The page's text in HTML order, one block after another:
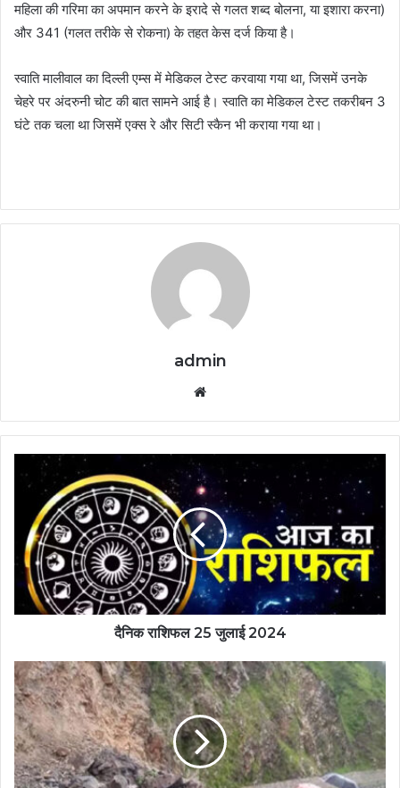
महिला की गरिमा का अपमान करने के इरादे से गलत शब्द बोलना, या इशारा करना)
और 341 (गलत तरीके से रोकना) के तहत केस दर्ज किया है।
स्वाति मालीवाल का दिल्ली एम्स में मेडिकल टेस्‍ट करवाया गया था, जिसमें उनके
चेहरे पर अंदरुनी चोट की बात सामने आई है। स्वाति का मेडिकल टेस्‍ट तकरीबन 3
घंटे तक चला था जिसमें एक्स रे और सिटी स्‍कैन भी कराया गया था।
admin
दैनिक राशिफल 25 जुलाई 2024